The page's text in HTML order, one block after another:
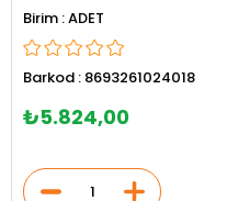
ADET
Barkod : 8693261024018
₺5.824,00